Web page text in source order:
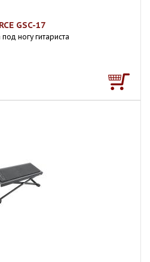
GSC-17
ногу гитариста